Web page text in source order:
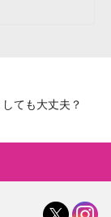
ても大丈夫？